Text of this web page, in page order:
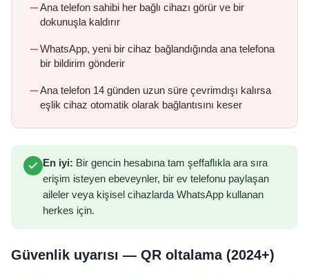
Ana telefon sahibi her bağlı cihazı görür ve bir
dokunuşla kaldırır
WhatsApp, yeni bir cihaz bağlandığında ana telefona
bir bildirim gönderir
Ana telefon 14 günden uzun süre çevrimdışı kalırsa
eşlik cihaz otomatik olarak bağlantısını keser
En iyi: Bir gencin hesabına tam şeffaflıkla ara sıra
erişim isteyen ebeveynler, bir ev telefonu paylaşan
aileler veya kişisel cihazlarda WhatsApp kullanan
herkes için.
Güvenlik uyarısı — QR oltalama (2024+)